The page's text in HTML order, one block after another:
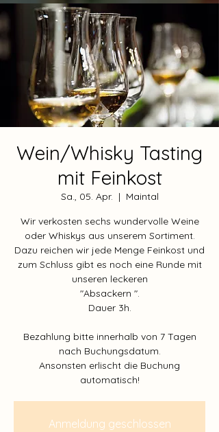
Wein/Whisky Tasting
mit Feinkost
Sa., 05. Apr.
  |
Maintal
Wir verkosten sechs wundervolle Weine
oder Whiskys aus unserem Sortiment.
Dazu reichen wir jede Menge Feinkost und
zum Schluss gibt es noch eine Runde mit
unseren leckeren
"Absackern ".
Dauer 3h.
Bezahlung bitte innerhalb von 7 Tagen
nach Buchungsdatum.
Ansonsten erlischt die Buchung
automatisch!
Anmeldung geschlossen